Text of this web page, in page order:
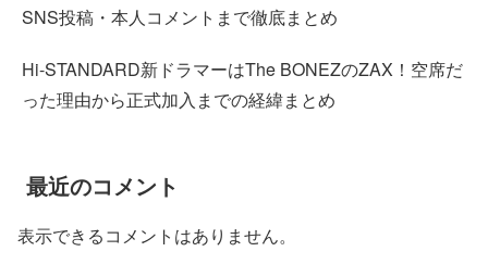
SNS投稿・本人コメントまで徹底まとめ
Hi-STANDARD新ドラマーはThe BONEZのZAX！空席だ
った理由から正式加入までの経緯まとめ
最近のコメント
表示できるコメントはありません。